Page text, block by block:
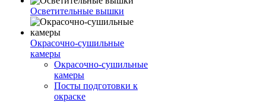
Осветительные вышки
Окрасочно-сушильные
камеры
Окрасочно-сушильные
камеры
Посты подготовки к
окраске